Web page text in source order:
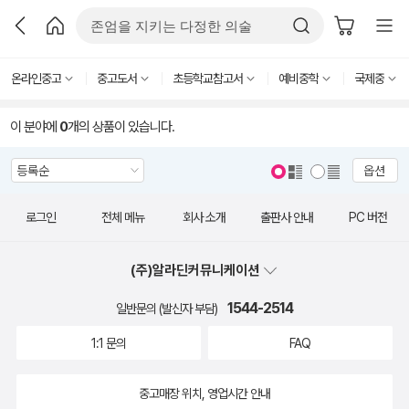
온라인중고 중고도서 초등학교참고서 예비중학 국제중
이 분야에 0개의 상품이 있습니다.
옵션
로그인 전체 메뉴 회사 소개 출판사 안내 PC 버전
(주)알라딘커뮤니케이션
일반문의 (발신자 부담) 1544-2514
1:1 문의 FAQ
중고매장 위치, 영업시간 안내